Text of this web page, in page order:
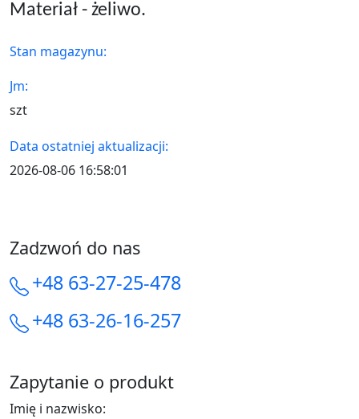
Materiał - żeliwo.
Stan magazynu:
Jm:
szt
Data ostatniej aktualizacji:
2026-08-06 16:58:01
Zadzwoń do nas
+48 63-27-25-478
+48 63-26-16-257
Zapytanie o produkt
Imię i nazwisko: